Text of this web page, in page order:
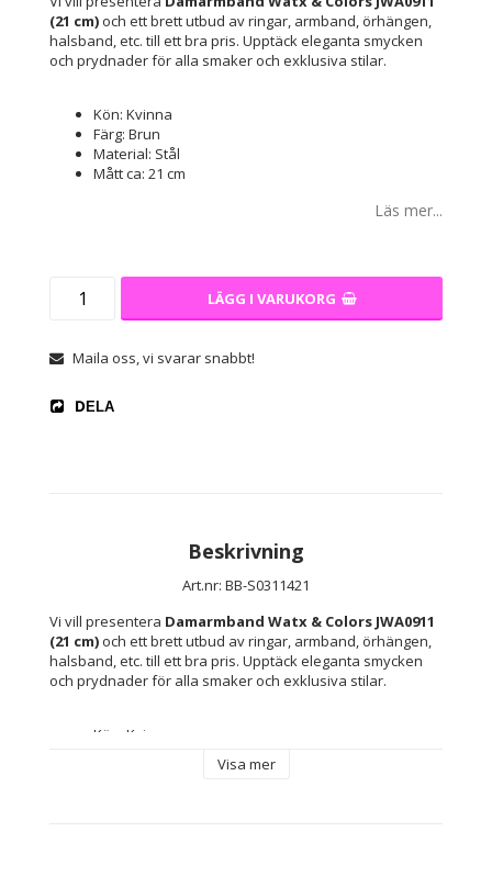
(21 cm) och ett brett utbud av ringar, armband, örhängen,
halsband, etc. till ett bra pris. Upptäck eleganta smycken
och prydnader för alla smaker och exklusiva stilar.
Kön: Kvinna
Färg: Brun
Material: Stål
Mått ca: 21 cm
Läs mer...
LÄGG I VARUKORG
Maila oss, vi svarar snabbt!
DELA
Beskrivning
Art.nr: BB-S0311421
Vi vill presentera Damarmband Watx & Colors JWA0911
(21 cm) och ett brett utbud av ringar, armband, örhängen,
halsband, etc. till ett bra pris. Upptäck eleganta smycken
och prydnader för alla smaker och exklusiva stilar.
Kön: Kvinna
Visa mer